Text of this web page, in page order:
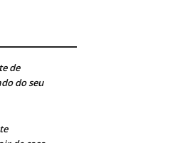
de
do seu